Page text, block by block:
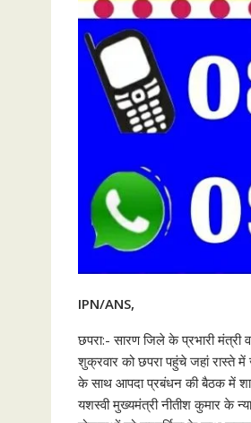
IPN/ANS,
छपरा:- सारण जिले के प्रभारी मंत्री
शुक्रवार को छपरा पहुंचे जहां रास्ते
के साथ आपदा प्रबंधन की बैठक में
यशस्वी मुख्यमंत्री नीतीश कुमार के